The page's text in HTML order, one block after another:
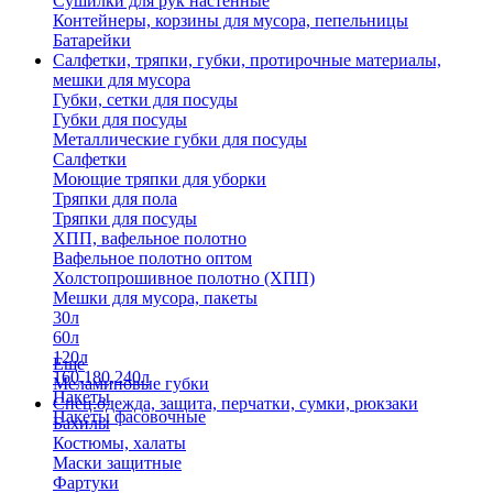
Контейнеры, корзины для мусора, пепельницы
Батарейки
Салфетки, тряпки, губки, протирочные материалы,
мешки для мусора
Губки, сетки для посуды
Губки для посуды
Металлические губки для посуды
Салфетки
Моющие тряпки для уборки
Тряпки для пола
Тряпки для посуды
ХПП, вафельное полотно
Вафельное полотно оптом
Холстопрошивное полотно (ХПП)
Мешки для мусора, пакеты
30л
60л
120л
160,180,240л
Пакеты
Пакеты фасовочные
Еще
Меламиновые губки
Спец.одежда, защита, перчатки, сумки, рюкзаки
Бахилы
Костюмы, халаты
Маски защитные
Фартуки